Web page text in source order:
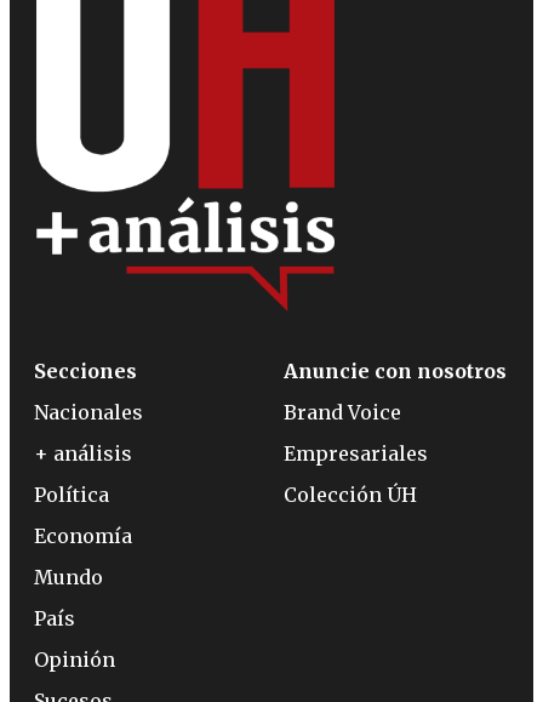
Secciones
Nacionales
+ análisis
Política
Economía
Mundo
País
Opinión
Anuncie con nosotros
Brand Voice
Empresariales
Colección ÚH